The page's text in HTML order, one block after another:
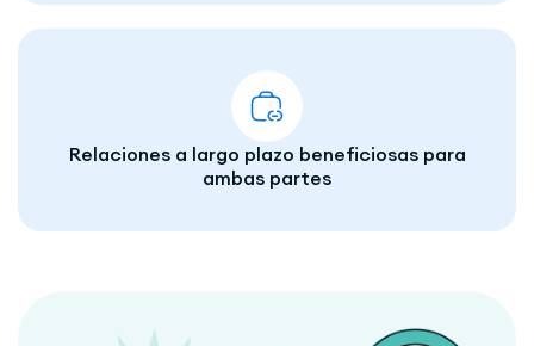
Relaciones a largo plazo beneficiosas para
ambas partes